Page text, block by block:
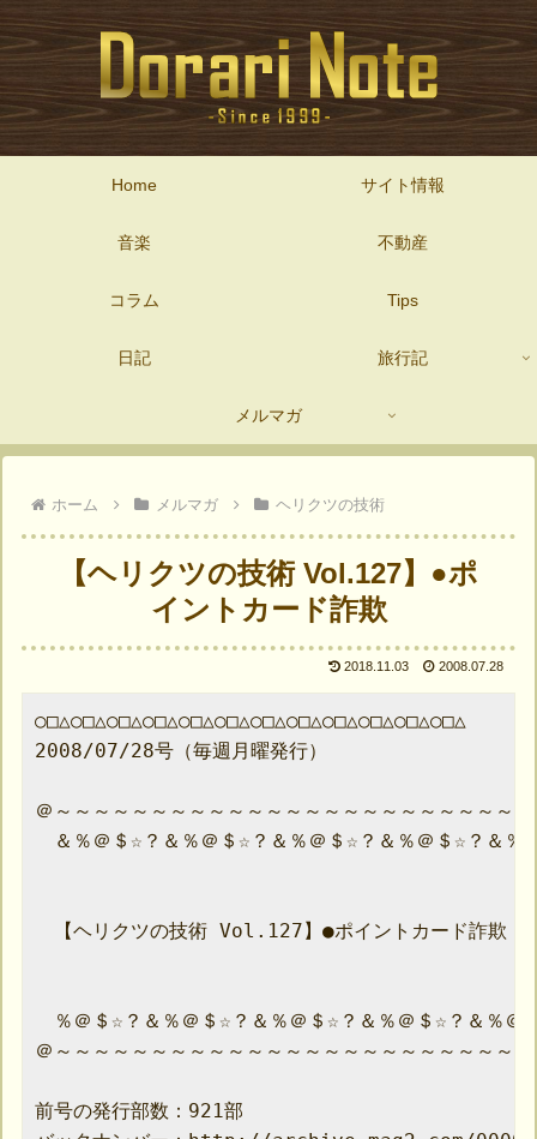
Home サイト情報
音楽 不動産
コラム Tips
日記 旅行記
メルマガ
ホーム メルマガ ヘリクツの技術
【ヘリクツの技術 Vol.127】●ポ
イントカード詐欺
2018.11.03 2008.07.28
○□△○□△○□△○□△○□△○□△○□△○□△○□△○□△○□△○□△
2008/07/28号（毎週月曜発行）
＠～～～～～～～～～～～～～～～～～～～～～～～～
＆％＠＄☆？＆％＠＄☆？＆％＠＄☆？＆％＠＄☆？＆％
【ヘリクツの技術 Vol.127】●ポイントカード詐欺
％＠＄☆？＆％＠＄☆？＆％＠＄☆？＆％＠＄☆？＆％＠
＠～～～～～～～～～～～～～～～～～～～～～～～～
前号の発行部数：921部